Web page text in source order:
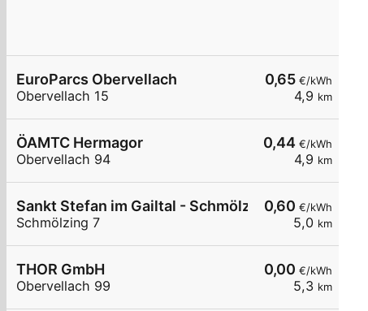
0,65€/kWh
4,9 km
EuroParcs Obervellach
Obervellach 15
0,44€/kWh
4,9 km
ÖAMTC Hermagor
Obervellach 94
0,60 €/kWh
5,0 km
Sankt Stefan im Gailtal - Schmölzing - Gemeinde
Schmölzing 7
0,00 €/kWh
5,3 km
THOR GmbH
Obervellach 99